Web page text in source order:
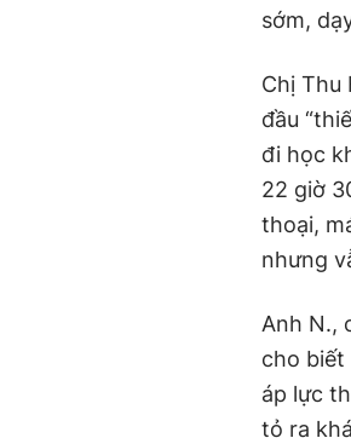
sớm,
Chị Thu
đầu
đi học
22 giờ
thoại,
nhưng
Anh N.,
cho biết
áp lực
tỏ ra